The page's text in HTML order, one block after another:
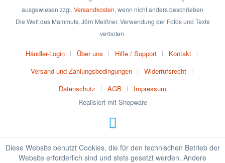
ausgewiesen zzgl. Versandkosten, wenn nicht anders beschrieben
Die Welt des Mammuts, Jörn Meißner. Verwendung der Fotos und Texte
verboten.
Händler-Login Über uns Hilfe / Support
Kontakt
Versand und Zahlungsbedingungen
Widerrufsrecht
Datenschutz
AGB
Impressum
Realisiert mit Shopware
Diese Website benutzt Cookies, die für den technischen Betrieb der
Website erforderlich sind und stets gesetzt werden. Andere